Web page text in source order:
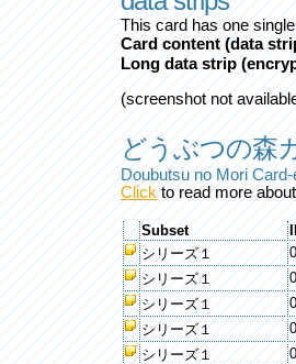
This card has one
Card content (data
Long data strip
(screenshot not
どうぶつの森
Doubutsu no Mori Card-
Clickto read more
Subset
シリーズ１
シリーズ１
シリーズ１
シリーズ１
シリーズ１